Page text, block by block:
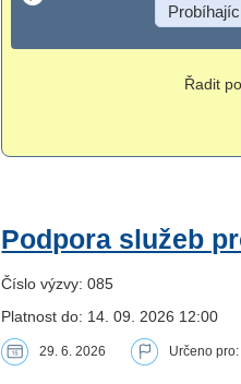
Řadit
Podpora služeb
Číslo výzvy: 085
Platnost do: 14. 09. 2026 12:00
29. 6. 2026 Určeno